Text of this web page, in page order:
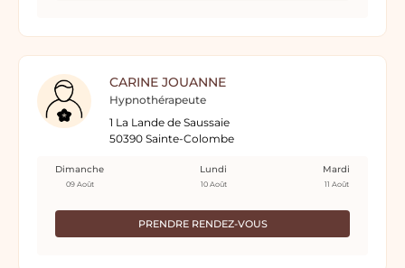
CARINE JOUANNE
Hypnothérapeute
1 La Lande de Saussaie
50390 Sainte-Colombe
PRENDRE RENDEZ-VOUS
Dimanche
09 Août
Lundi
10 Août
Mardi
11 Août